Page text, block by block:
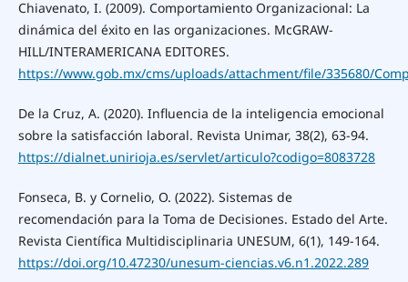
Chiavenato, I. (2009). Comportamiento Organizacional: La
dinámica del éxito en las organizaciones. McGRAW-
HILL/INTERAMERICANA EDITORES.
https://www.gob.mx/cms/uploads/attachment/file/335680/
De la Cruz, A. (2020). Influencia de la inteligencia emocional
sobre la satisfacción laboral. Revista Unimar, 38(2), 63-94.
https://dialnet.unirioja.es/servlet/articulo?codigo=8083728
Fonseca, B. y Cornelio, O. (2022). Sistemas de
recomendación para la Toma de Decisiones. Estado del Arte.
Revista Científica Multidisciplinaria UNESUM, 6(1), 149-164.
https://doi.org/10.47230/unesum-ciencias.v6.n1.2022.289